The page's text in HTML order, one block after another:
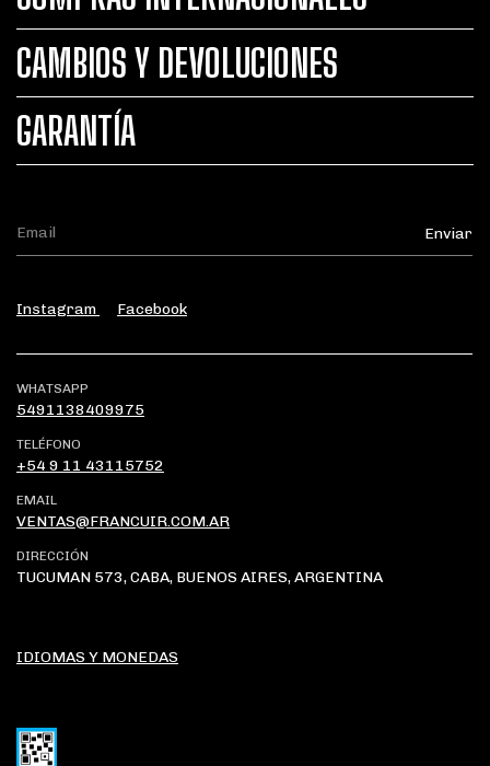
CAMBIOS Y DEVOLUCIONES
GARANTÍA
Instagram Facebook
WHATSAPP
5491138409975
TELÉFONO
+54 9 11 43115752
EMAIL
VENTAS@FRANCUIR.COM.AR
DIRECCIÓN
TUCUMAN 573, CABA, BUENOS AIRES, ARGENTINA
IDIOMAS Y MONEDAS